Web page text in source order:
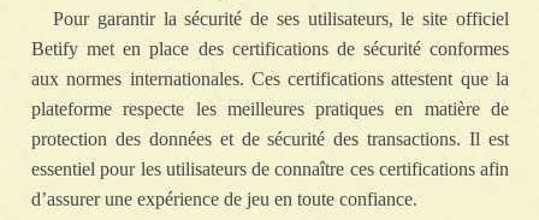
Pour garantir la sécurité de ses utilisateurs, le site officiel
Betify met en place des certifications de sécurité conformes
aux normes internationales. Ces certifications attestent que la
plateforme respecte les meilleures pratiques en matière de
protection des données et de sécurité des transactions. Il est
essentiel pour les utilisateurs de connaître ces certifications afin
d’assurer une expérience de jeu en toute confiance.